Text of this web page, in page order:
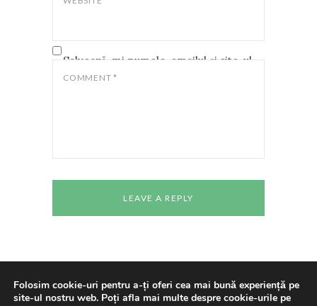
Salvează-mi numele, emailul și site-ul
web în acest navigator pentru data
COMMENT *
Copyright © 2024 All rights reserved Casa de
Folosim cookie-uri pentru a-ți oferi cea mai bună experiență pe
site-ul nostru web. Poți afla mai multe despre cookie-urile pe